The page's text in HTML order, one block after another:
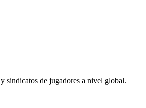
sindicatos de jugadores a nivel global.